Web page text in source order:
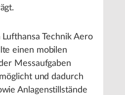
Lufthansa Technik Aero
einen mobilen
Messaufgaben
und dadurch
Anlagenstillstände